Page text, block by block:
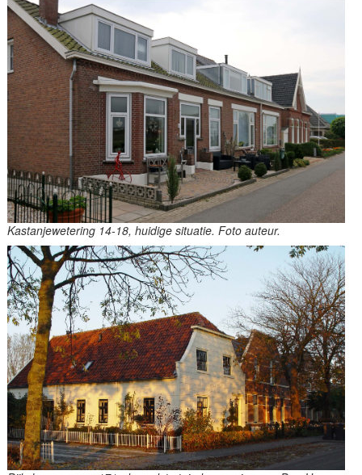
Kastanjewetering 14-18, huidige situatie. Foto auteur.